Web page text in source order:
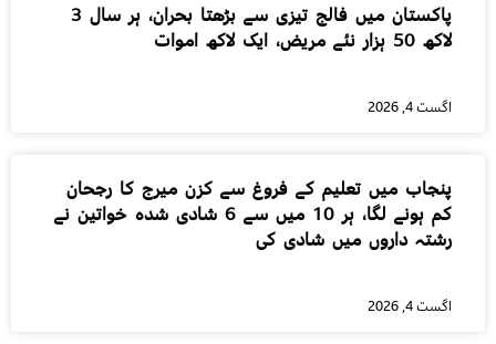
پاکستان میں فالج تیزی سے بڑھتا بحران، ہر سال 3
لاکھ 50 ہزار نئے مریض، ایک لاکھ اموات
اگست 4, 2026
پنجاب میں تعلیم کے فروغ سے کزن میرج کا رجحان
کم ہونے لگا، ہر 10 میں سے 6 شادی شدہ خواتین نے
رشتہ داروں میں شادی کی
اگست 4, 2026